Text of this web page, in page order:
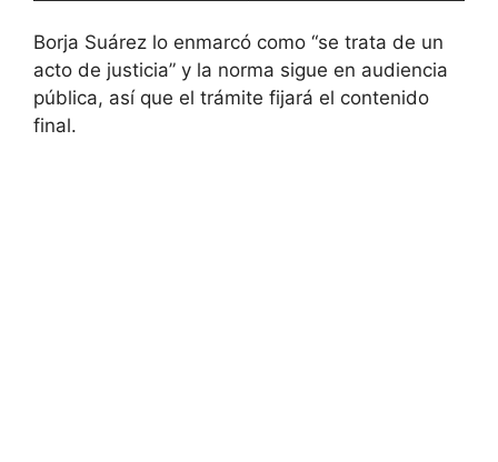
Borja Suárez lo enmarcó como “se trata de un
acto de justicia” y la norma sigue en audiencia
pública, así que el trámite fijará el contenido
final.